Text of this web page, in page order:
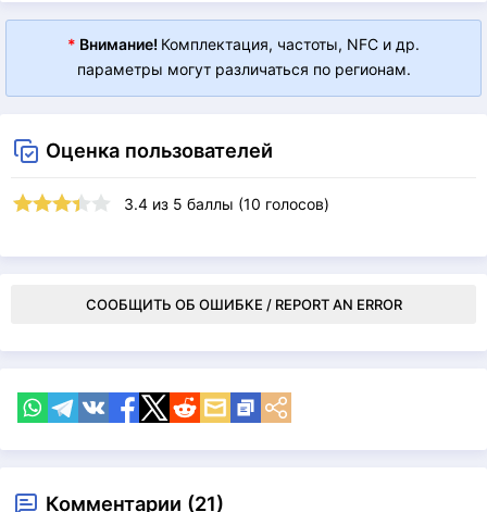
* Внимание! Комплектация, частоты, NFC и др.
параметры могут различаться по регионам.
Оценка пользователей
3.4 из 5 баллы (10 голосов)
СООБЩИТЬ ОБ ОШИБКЕ / REPORT AN ERROR
Комментарии (21)